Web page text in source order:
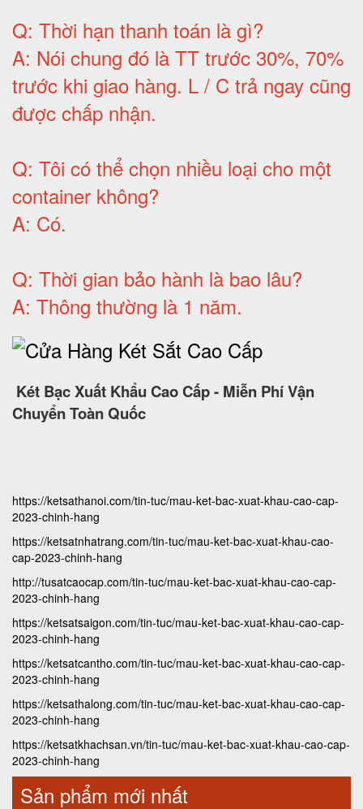
Q: Thời hạn thanh toán là gì?
A: Nói chung đó là TT trước 30%, 70%
trước khi giao hàng. L / C trả ngay cũng
được chấp nhận.
Q: Tôi có thể chọn nhiều loại cho một
container không?
A: Có.
Q: Thời gian bảo hành là bao lâu?
A: Thông thường là 1 năm.
Két Bạc Xuất Khẩu Cao Cấp - Miễn Phí Vận
Chuyển Toàn Quốc
https://ketsathanoi.com/tin-tuc/mau-ket-bac-xuat-khau-cao-cap-
2023-chinh-hang
https://ketsatnhatrang.com/tin-tuc/mau-ket-bac-xuat-khau-cao-
cap-2023-chinh-hang
http://tusatcaocap.com/tin-tuc/mau-ket-bac-xuat-khau-cao-cap-
2023-chinh-hang
https://ketsatsaigon.com/tin-tuc/mau-ket-bac-xuat-khau-cao-cap-
2023-chinh-hang
https://ketsatcantho.com/tin-tuc/mau-ket-bac-xuat-khau-cao-cap-
2023-chinh-hang
https://ketsathalong.com/tin-tuc/mau-ket-bac-xuat-khau-cao-cap-
2023-chinh-hang
https://ketsatkhachsan.vn/tin-tuc/mau-ket-bac-xuat-khau-cao-cap-
2023-chinh-hang
Sản phẩm mới nhất